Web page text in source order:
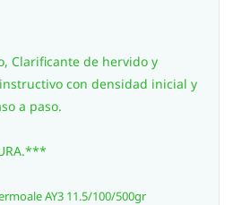
Clarificante de hervido y
con densidad inicial y
a paso.
AY3 11.5/100/500gr